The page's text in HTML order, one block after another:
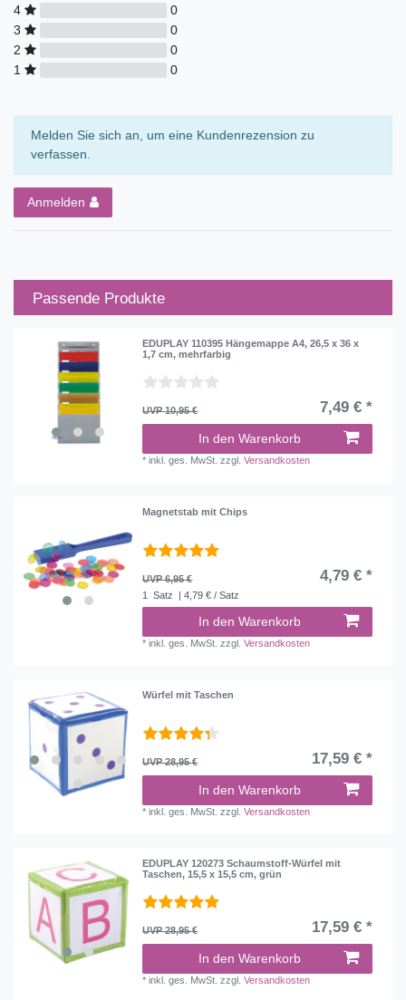
4
0
3
0
2
0
1
0
Melden Sie sich an, um eine Kundenrezension zu
verfassen.
Anmelden
Passende Produkte
EDUPLAY 110395 Hängemappe A4, 26,5 x 36 x
1,7 cm, mehrfarbig
UVP 10,95 € 7,49 € *
In den Warenkorb
*inkl. ges. MwSt. zzgl.Versandkosten
Magnetstab mit Chips
UVP 6,95 € 4,79 € *
1 Satz | 4,79 € / Satz
In den Warenkorb
*inkl. ges. MwSt. zzgl.Versandkosten
Würfel mit Taschen
UVP 28,95 € 17,59 € *
In den Warenkorb
*inkl. ges. MwSt. zzgl.Versandkosten
EDUPLAY 120273 Schaumstoff-Würfel mit
Taschen, 15,5 x 15,5 cm, grün
UVP 28,95 € 17,59 € *
In den Warenkorb
*inkl. ges. MwSt. zzgl.Versandkosten